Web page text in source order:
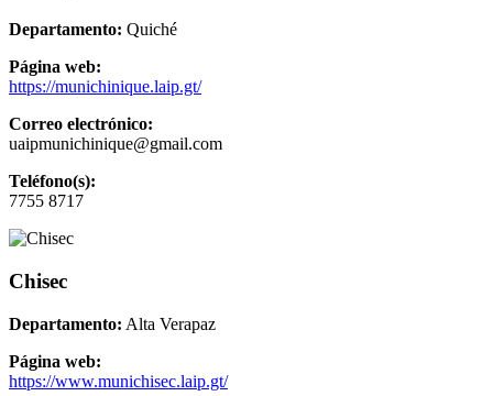
Departamento: Quiché
Página web:
https://munichinique.laip.gt/
Correo electrónico:
uaipmunichinique@gmail.com
Teléfono(s):
7755 8717
Chisec
Departamento: Alta Verapaz
Página web:
https://www.munichisec.laip.gt/